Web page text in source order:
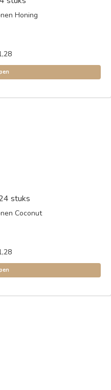
Honing
stuks
Coconut